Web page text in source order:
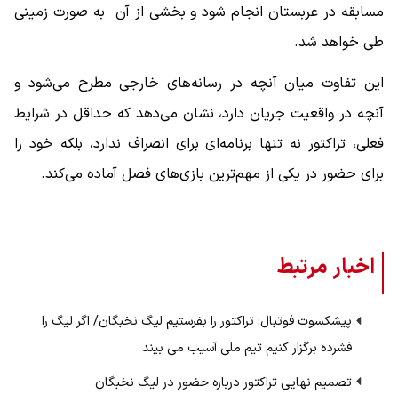
مسابقه در عربستان انجام شود و بخشی از آن به ‌صورت زمینی
طی خواهد شد.
این تفاوت میان آنچه در رسانه‌های خارجی مطرح می‌شود و
آنچه در واقعیت جریان دارد، نشان می‌دهد که حداقل در شرایط
فعلی، تراکتور نه ‌تنها برنامه‌ای برای انصراف ندارد، بلکه خود را
برای حضور در یکی از مهم‌ترین بازی‌های فصل آماده می‌کند.
اخبار مرتبط
پیشکسوت فوتبال: تراکتور را بفرستیم لیگ نخبگان/ اگر لیگ را
فشرده برگزار کنیم تیم ملی آسیب می بیند
تصمیم نهایی تراکتور درباره حضور در لیگ نخبگان